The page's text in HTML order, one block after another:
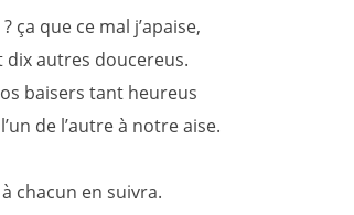
ça que ce mal j’apaise,
dix autres doucereus.
baisers tant heureus
de l’autre à notre aise.
chacun en suivra.